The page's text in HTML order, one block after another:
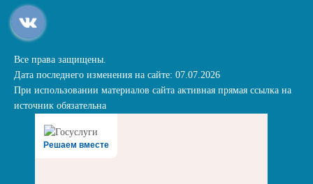
Все права защищены.
Дата последнего изменения на сайте: 07.07.2026
При использовании материалов сайта активная прямая ссылка на
источник обязательна
Решаем вместе